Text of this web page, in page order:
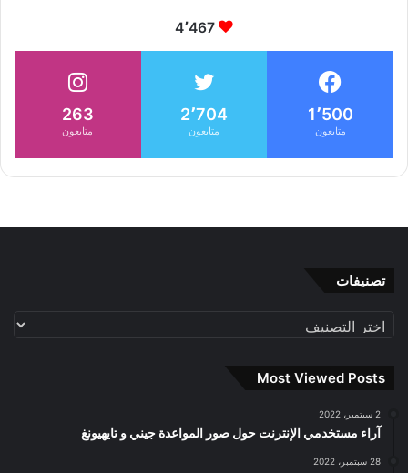
4٬467
1٬500
متابعون
2٬704
متابعون
263
متابعون
تصنيفات
تصنيفات
Most Viewed Posts
2 سبتمبر، 2022
آراء مستخدمي الإنترنت حول صور المواعدة جيني و تايهيونغ
28 سبتمبر، 2022